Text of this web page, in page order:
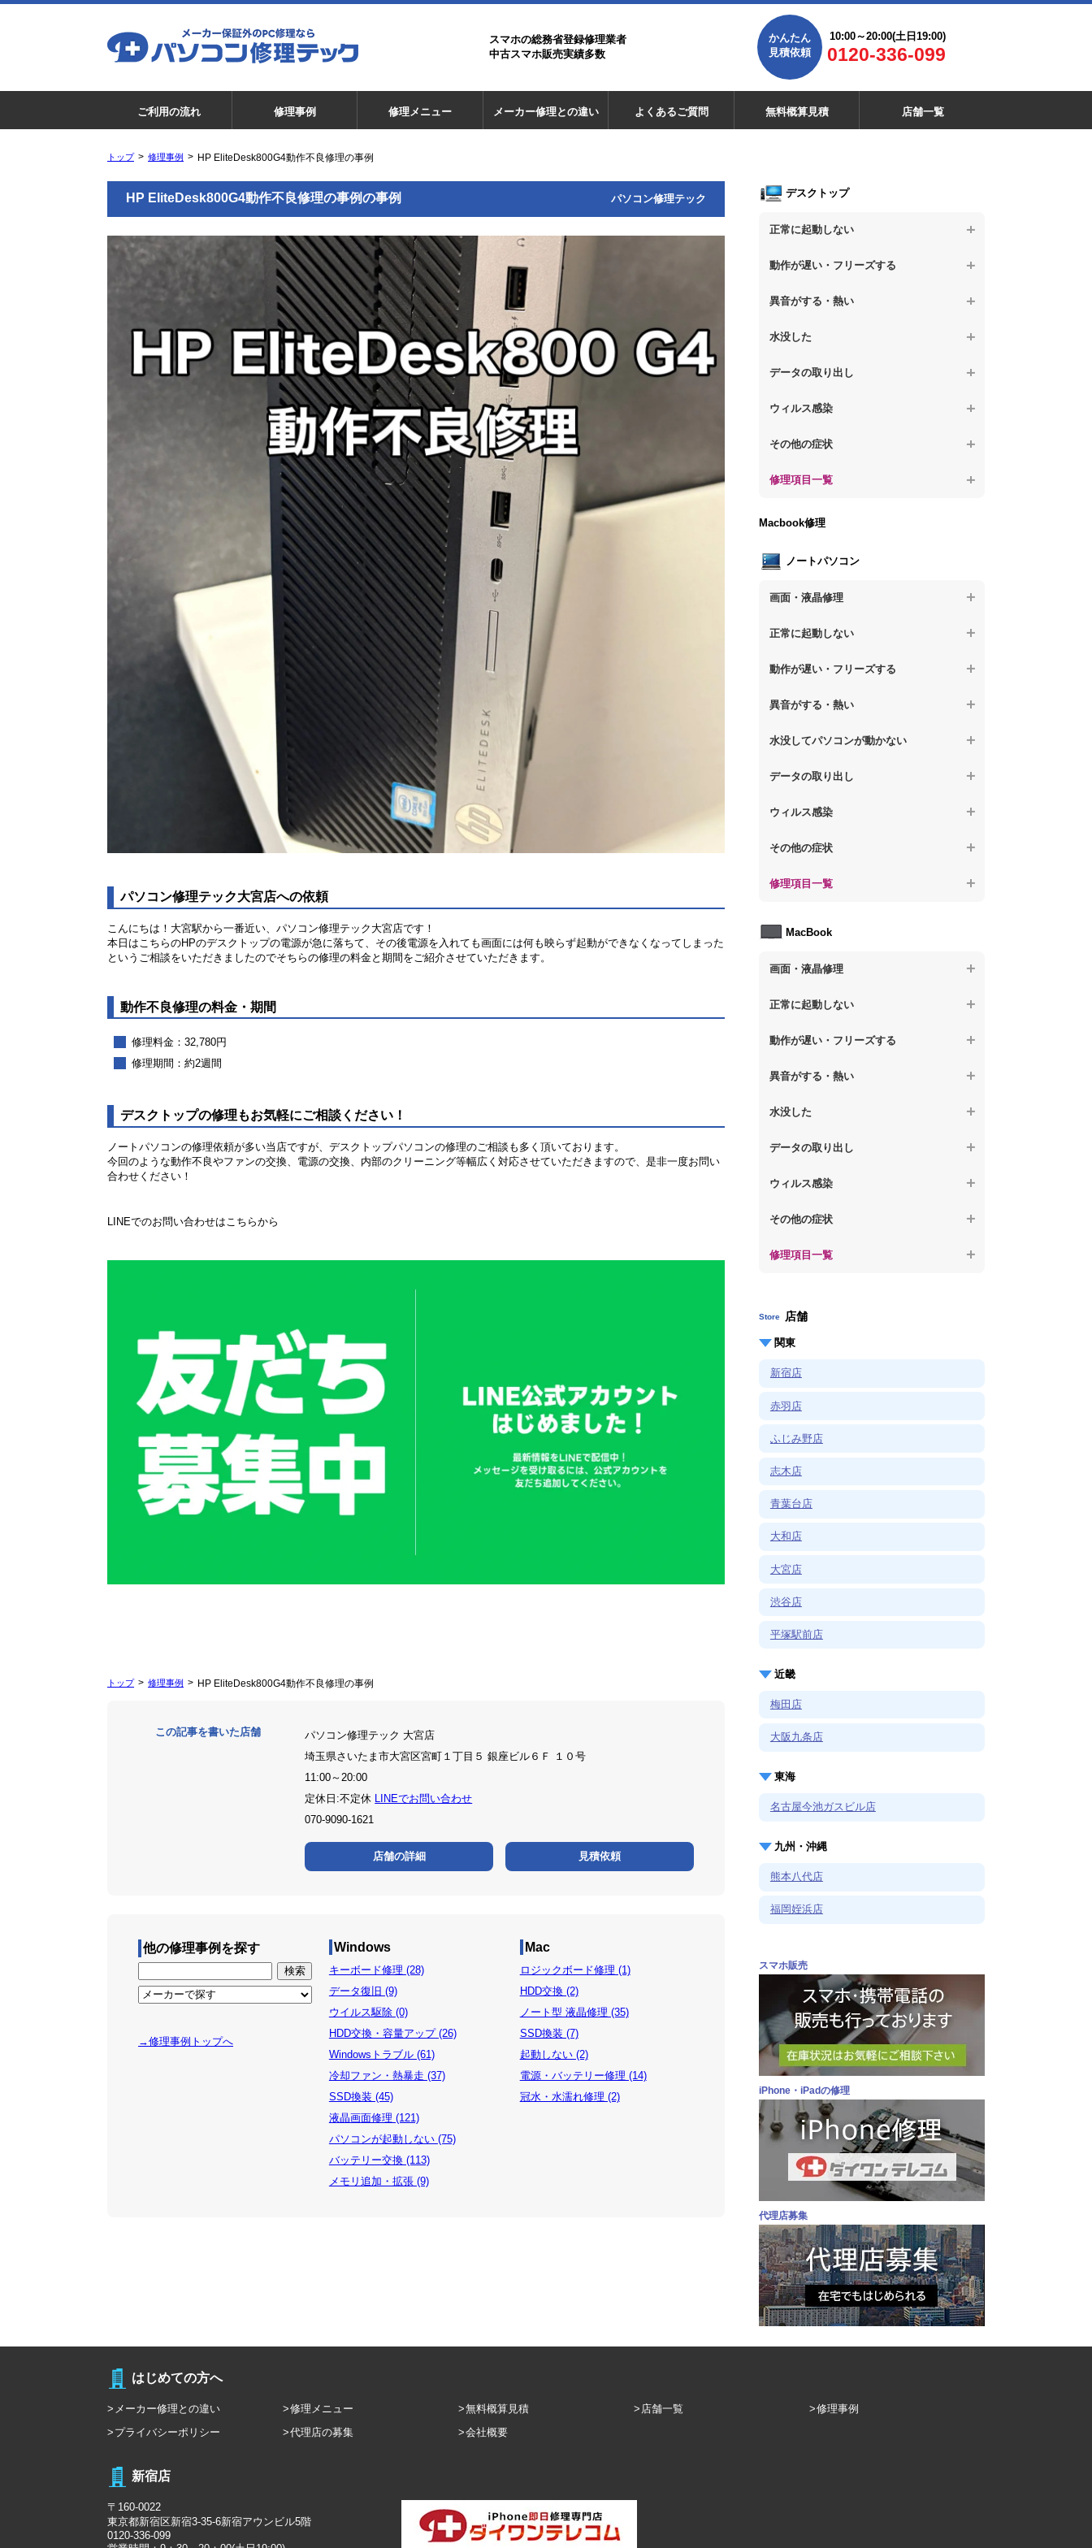
スマホの総務省登録修理業者
中古スマホ販売実績多数
かんたん
見積依頼
10:00～20:00(土日19:00)
0120-336-099
ご利用の流れ 修理事例 修理メニュー メーカー修理との違い よくあるご質問 無料概算見積 店舗一覧
トップ 修理事例 HP EliteDesk800G4動作不良修理の事例
HP EliteDesk800G4動作不良修理の事例の事例 パソコン修理テック
パソコン修理テック大宮店への依頼
こんにちは！大宮駅から一番近い、パソコン修理テック大宮店です！
本日はこちらのHPのデスクトップの電源が急に落ちて、その後電源を入れても画面には何も映らず起動ができなくなってしまった
というご相談をいただきましたのでそちらの修理の料金と期間をご紹介させていただきます。
動作不良修理の料金・期間
修理料金：32,780円
修理期間：約2週間
デスクトップの修理もお気軽にご相談ください！
ノートパソコンの修理依頼が多い当店ですが、デスクトップパソコンの修理のご相談も多く頂いております。
今回のような動作不良やファンの交換、電源の交換、内部のクリーニング等幅広く対応させていただきますので、是非一度お問い
合わせください！
LINEでのお問い合わせはこちらから
トップ 修理事例 HP EliteDesk800G4動作不良修理の事例
この記事を書いた店舗
パソコン修理テック 大宮店
埼玉県さいたま市大宮区宮町１丁目５ 銀座ビル６Ｆ １０号
11:00～20:00
定休日:不定休 LINEでお問い合わせ
070-9090-1621
店舗の詳細 見積依頼
他の修理事例を探す
→修理事例トップへ
Windows
キーボード修理 (28)
データ復旧 (9)
ウイルス駆除 (0)
HDD交換・容量アップ (26)
Windowsトラブル (61)
冷却ファン・熱暴走 (37)
SSD換装 (45)
液晶画面修理 (121)
パソコンが起動しない (75)
バッテリー交換 (113)
メモリ追加・拡張 (9)
Mac
ロジックボード修理 (1)
HDD交換 (2)
ノート型 液晶修理 (35)
SSD換装 (7)
起動しない (2)
電源・バッテリー修理 (14)
冠水・水濡れ修理 (2)
デスクトップ
正常に起動しない
【デスクトップPC】電源を押しても反応が
【デスクトップPC】電源を入れても何も表
が固まる
返す
【デスクトップPC】修復モードから復旧で
【デスクトップPC】その他の起動しない問
動作が遅い・フリーズする
【デスクトップPC】操作中の動作が遅い
題
異音がする・熱い
【デスクトップPC】パソコンから異音がす
【デスクトップPC】パソコン本体が熱い
【デスクトップPC】異音や熱に関するその
水没した
【デスクトップPC】水没してパソコンが動
データの取り出し
【デスクトップPC】起動しないPCのデー
【デスクトップPC】ログインできないPC
他の問題
ウィルス感染
【デスクトップPC】特定のプログラムを削
【デスクトップPC】ウィルスにより正常動
【デスクトップPC】セキュリティ対策をし
【デスクトップPC】ウィルス感染のその他
の問題
その他の症状
【デスクトップPC】事例紹介
修理項目一覧
【デスクトップPC】電源故障
【デスクトップPC】液晶ディスプレイ交換
【デスクトップPC】マザーボード交換
Macbook修理
ノートパソコン
画面・液晶修理
【ノートパソコン】画面の割れ・破損
正常に起動しない
【ノートパソコン】電源を押しても反応が
【ノートパソコン】電源を押しても何も表
が固まる
り返す
【ノートパソコン】修復モードから復旧で
【ノートパソコン】その他の起動しない問
動作が遅い・フリーズする
【ノートパソコン】操作中の動作が重い
題
異音がする・熱い
【ノートパソコン】パソコンから異音がす
【ノートパソコン】パソコン本体が熱い
【ノートパソコン】異音や熱に関するその
水没してパソコンが動かない
【ノートパソコン】水没してパソコンが動
データの取り出し
【ノートパソコン】起動しないPCのデータ
【ノートパソコン】ログインできないPCの
【ノートパソコン】データ取り出しのその
ウィルス感染
【ノートパソコン】特定のプログラムを削
【ノートパソコン】ウィルスにより正常動
【ノートパソコン】セキュリティ対策をし
【ノートパソコン】ウィルス感染のその他
その他の症状
【ノートパソコン】事例紹介
修理項目一覧
【ノートパソコン】電源故障
【ノートパソコン】液晶ディスプレイ交換
【ノートパソコン】マザーボード修理
MacBook
画面・液晶修理
【macbook】画面の割れ・破損
のノイズが入る、色がおかしい、チラつく
【macbook】症状が選択肢にない、よく分
正常に起動しない
【macbook】電源ボタンを押しても反応が
【macbook】電源は入るが画面は真っ暗で
【macbook】症状が選択肢にない、よく分
動作が遅い・フリーズする
異音がする・熱い
【macbook】パソコンから異音がする
熱風が出ている
【macbook】症状が選択肢にない、よく分
水没した
【macbook】水没してパソコンが動かない
データの取り出し
【macbook】起動しないパソコンのデータ
【macbook】ログインできないパソコンの
ウィルス感染
【macbook】特定のプログラムを削除した
【macbook】症状が選択肢にない、よく分
その他の症状
修理項目一覧
Store 店舗
関東
新宿店
赤羽店
ふじみ野店
志木店
青葉台店
大和店
大宮店
渋谷店
平塚駅前店
近畿
梅田店
大阪九条店
東海
名古屋今池ガスビル店
九州・沖縄
熊本八代店
福岡姪浜店
スマホ販売
iPhone・iPadの修理
代理店募集
はじめての方へ
メーカー修理との違い 修理メニュー 無料概算見積 店舗一覧
修理事例
プライバシーポリシー
代理店の募集 会社概要
新宿店
〒160-0022
東京都新宿区新宿3-35-6新宿アウンビル5階
0120-336-099